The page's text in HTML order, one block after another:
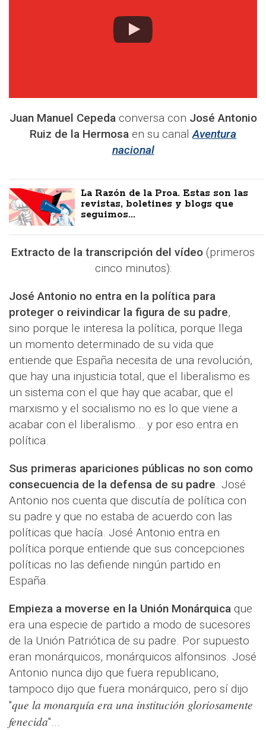
Juan Manuel Cepeda conversa con José Antonio
Ruiz de la Hermosa en su canal Aventura
nacional
La Razón de la Proa. Estas son las
revistas, boletines y blogs que
seguimos...
Extracto de la transcripción del vídeo (primeros
cinco minutos):
José Antonio no entra en la política para
proteger o reivindicar la figura de su padre,
sino porque le interesa la política, porque llega
un momento determinado de su vida que
entiende que España necesita de una revolución,
que hay una injusticia total, que el liberalismo es
un sistema con el que hay que acabar, que el
marxismo y el socialismo no es lo que viene a
acabar con el liberalismo... y por eso entra en
política.
Sus primeras apariciones públicas no son como
consecuencia de la defensa de su padre. José
Antonio nos cuenta que discutía de política con
su padre y que no estaba de acuerdo con las
políticas que hacía. José Antonio entra en
política porque entiende que sus concepciones
políticas no las defiende ningún partido en
España.
Empieza a moverse en la Unión Monárquica que
era una especie de partido a modo de sucesores
de la Unión Patriótica de su padre. Por supuesto
eran monárquicos, monárquicos alfonsinos. José
Antonio nunca dijo que fuera republicano,
tampoco dijo que fuera monárquico, pero sí dijo
"que la monarquía era una institución gloriosamente
fenecida"...